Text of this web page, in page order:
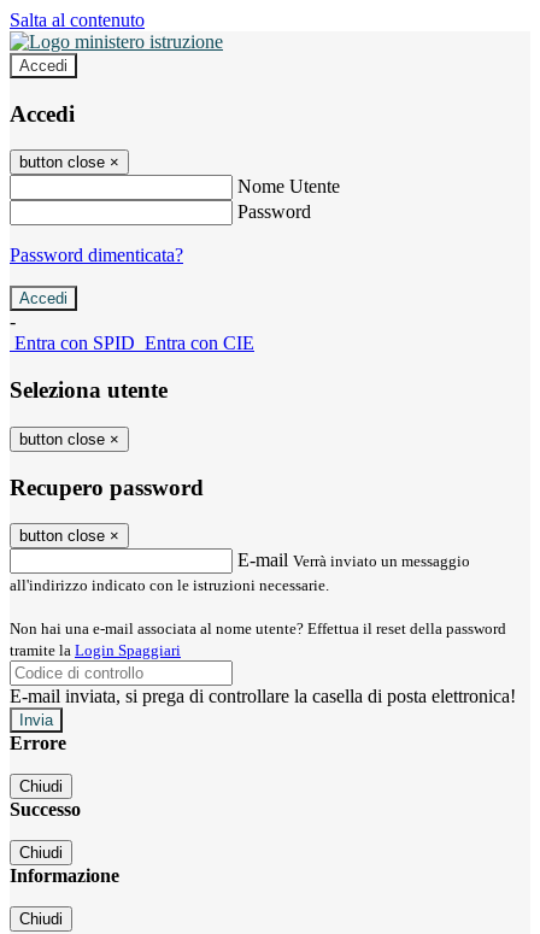
Salta al contenuto
Accedi
Accedi
button close ×
Nome Utente
Password
Password dimenticata?
-
Entra con SPID Entra con CIE
Seleziona utente
button close ×
Recupero password
button close ×
E-mail Verrà inviato un messaggio
all'indirizzo indicato con le istruzioni necessarie.
Non hai una e-mail associata al nome utente? Effettua il reset della password
tramite la Login Spaggiari
E-mail inviata, si prega di controllare la casella di posta elettronica!
Errore
Chiudi
Successo
Chiudi
Informazione
Chiudi